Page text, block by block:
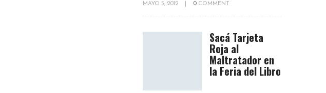
MAYO 5, 2012 0 COMMENT
Sacá Tarjeta
Roja al
Maltratador en
la Feria del Libro